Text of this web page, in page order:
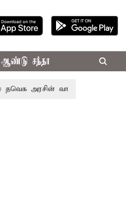
ஆண்டு சந்தா
வாக்குறுதிகள் இல்லை -